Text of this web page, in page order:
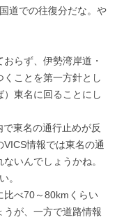
道での往復分だな。や
らず、伊勢湾岸道・
ことを第一方針とし
東名に回ることにし
東名の通行止めが反
情報では東名の通
いんでしょうかね。
。
比べ70～80kmくらい
が、一方で道路情報